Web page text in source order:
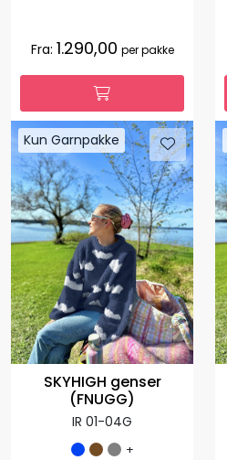
Fra: 1.290,00 per pakke
Kun Garnpakke
SKYHIGH genser
(FNUGG)
IR 01-04G
+